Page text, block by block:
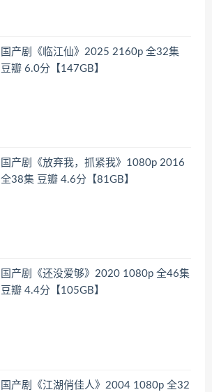
国产剧《临江仙》2025 2160p 全32集
豆瓣 6.0分【147GB】
国产剧《放弃我，抓紧我》1080p 2016
全38集 豆瓣 4.6分【81GB】
国产剧《还没爱够》2020 1080p 全46集
豆瓣 4.4分【105GB】
国产剧《江湖俏佳人》2004 1080p 全32